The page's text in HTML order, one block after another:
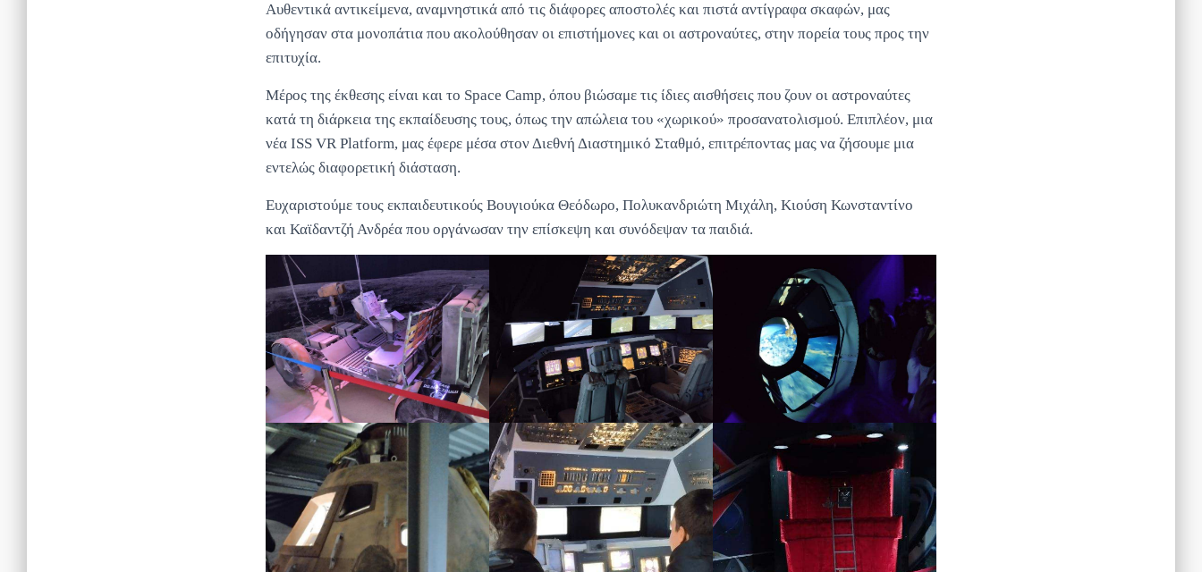
Αυθεντικά αντικείμενα, αναμνηστικά από τις διάφορες αποστολές και πιστά αντίγραφα σκαφών, μας
οδήγησαν στα μονοπάτια που ακολούθησαν οι επιστήμονες και οι αστροναύτες, στην πορεία τους προς την
επιτυχία.
Μέρος της έκθεσης είναι και το Space Camp, όπου βιώσαμε τις ίδιες αισθήσεις που ζουν οι αστροναύτες
κατά τη διάρκεια της εκπαίδευσης τους, όπως την απώλεια του «χωρικού» προσανατολισμού. Επιπλέον, μια
νέα ISS VR Platform, μας έφερε μέσα στον Διεθνή Διαστημικό Σταθμό, επιτρέποντας μας να ζήσουμε μια
εντελώς διαφορετική διάσταση.
Ευχαριστούμε τους εκπαιδευτικούς Βουγιούκα Θεόδωρο, Πολυκανδριώτη Μιχάλη, Κιούση Κωνσταντίνο
και Καϊδαντζή Ανδρέα που οργάνωσαν την επίσκεψη και συνόδεψαν τα παιδιά.